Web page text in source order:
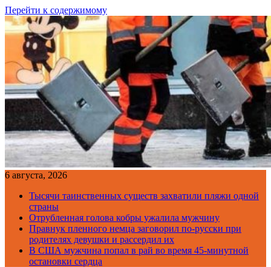
Перейти к содержимому
6 августа, 2026
Тысячи таинственных существ захватили пляжи одной
страны
Отрубленная голова кобры ужалила мужчину
Правнук пленного немца заговорил по-русски при
родителях девушки и рассердил их
В США мужчина попал в рай во время 45-минутной
остановки сердца